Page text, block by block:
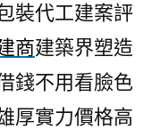
裝代工建案評
商建築界塑造
錢不用看臉色
厚實力價格高